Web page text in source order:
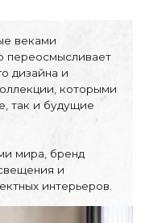
веками
переосмысливает
дизайна и
которыми
так и будущие
мира, бренд
и
интерьеров.